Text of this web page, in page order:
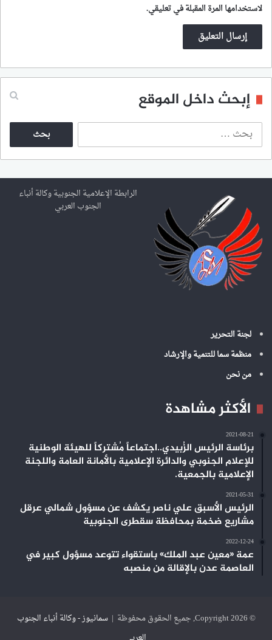
لاستخدامها المرة المقبلة في تعليقي.
إبحث داخل الموقع
ث
ع
ن
الرابطة الإعلامية الجنوبية وكالة أنباء
الجنوب العربي
لجنة التحرير
منظمة سما للتنمية والإرشاد
من نحن
الأكثر مشاهدة
2021-08-21
برئاسة الرئيس الزُبيدي..اجتماعاً مُشتركاً للهيئة الوطنية
للإعلام الجنوبي والدائرة الإعلامية بالأمانة العامة واللجنة
الإعلامية بالجمعية.
2021-05-31
الرئيس الأسبق علي ناصر يكشف عن مسؤول شمالي عرقل
مشاريع ضخمة بمحافظة سقطرى الجنوبية
2022-12-24
عمة «معين عبد الملك» باستقواء تتوعد مسؤول كبير في
العاصمة عدن بالإقالة من منصبه
© Copyright 2026, جميع الحقوق محفوظة |
سمانيوز - وكالة أنباء الجنوب